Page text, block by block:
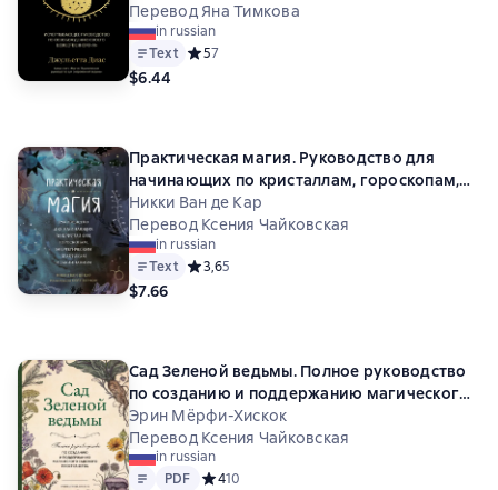
Перевод Яна Тимкова
in russian
Text Средний рейтинг 5 на основе 7 оценок
57
$6.44
Практическая магия. Руководство для
начинающих по кристаллам, гороскопам,
энергетическим практикам и заклинаниям
Никки Ван де Кар
Перевод Ксения Чайковская
in russian
Text Средний рейтинг 3,6 на основе 5 оценок
3,65
$7.66
Сад Зеленой ведьмы. Полное руководство
по созданию и поддержанию магического
садового пространства
Эрин Мёрфи-Хискок
Перевод Ксения Чайковская
in russian
Text
PDF
PDF Средний рейтинг 4 на основе 10 оценок
410